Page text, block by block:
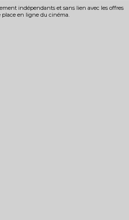
indépendants et sans lien avec les offres
place en ligne du cinéma.